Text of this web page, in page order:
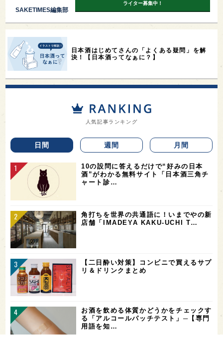
SAKETIMES編集部
ライター募集中！
日本酒はじめてさんの「よくある疑問」を解
決！【日本酒ってなぁに？】
人気記事ランキング
日間 週間 月間
10の設問に答えるだけで“好みの日本
酒”がわかる無料サイト「日本酒三角チ
ャート診…
角打ちを世界の共通語に！いまでやの新
店舗「IMADEYA KAKU-UCHI T…
【二日酔い対策】コンビニで買えるサプ
リ＆ドリンクまとめ
お酒を飲める体質かどうかをチェックす
る「アルコールパッチテスト」─【専門
用語を知…